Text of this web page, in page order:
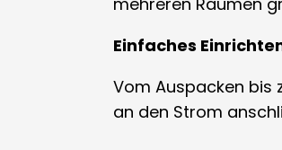
Einfaches
Vom Auspacken bis
an den Strom